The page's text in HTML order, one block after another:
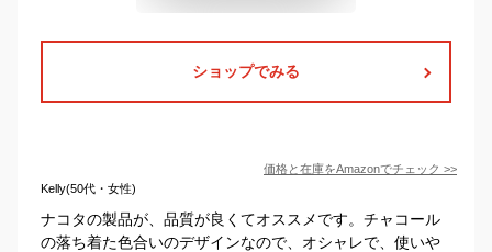
ショップでみる
価格と在庫をAmazonでチェック >>
Kelly(50代・女性)
ナコタの製品が、品質が良くてオススメです。チャコール
の落ち着た色合いのデザインなので、オシャレで、使いや